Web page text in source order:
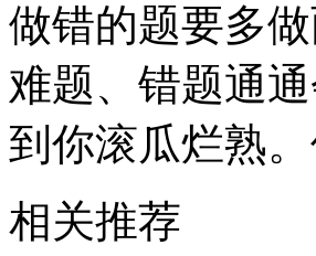
做错的题要多
难题、错题通
到你滚瓜烂熟
相关推荐